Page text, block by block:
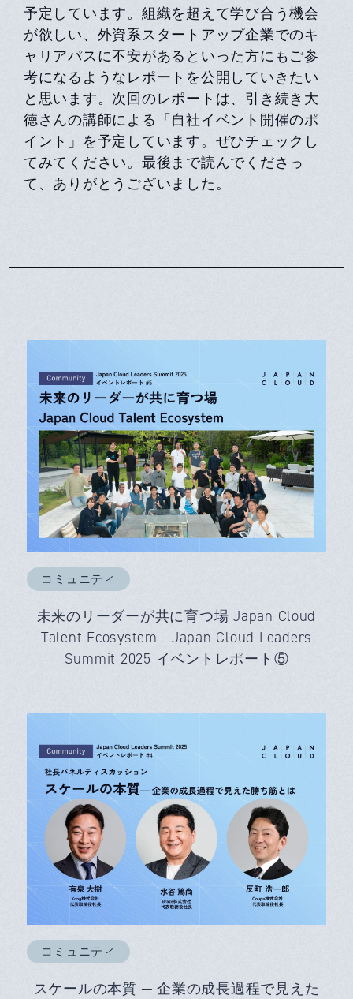
予定しています。組織を超えて学び合う機会
が欲しい、外資系スタートアップ企業でのキ
ャリアパスに不安があるといった方にもご参
考になるようなレポートを公開していきたい
と思います。次回のレポートは、引き続き大
徳さんの講師による「自社イベント開催のポ
イント」を予定しています。ぜひチェックし
てみてください。最後まで読んでくださっ
て、ありがとうございました。
コミュニティ
未来のリーダーが共に育つ場 Japan Cloud
Talent Ecosystem - Japan Cloud Leaders
Summit 2025 イベントレポート⑤
コミュニティ
スケールの本質 ─ 企業の成長過程で見えた